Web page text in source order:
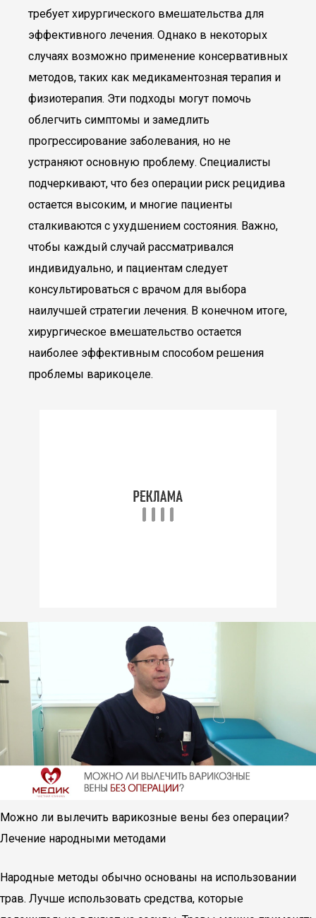
требует хирургического вмешательства для
эффективного лечения. Однако в некоторых
случаях возможно применение консервативных
методов, таких как медикаментозная терапия и
физиотерапия. Эти подходы могут помочь
облегчить симптомы и замедлить
прогрессирование заболевания, но не
устраняют основную проблему. Специалисты
подчеркивают, что без операции риск рецидива
остается высоким, и многие пациенты
сталкиваются с ухудшением состояния. Важно,
чтобы каждый случай рассматривался
индивидуально, и пациентам следует
консультироваться с врачом для выбора
наилучшей стратегии лечения. В конечном итоге,
хирургическое вмешательство остается
наиболее эффективным способом решения
проблемы варикоцеле.
Можно ли вылечить варикозные вены без операции?
Лечение народными методами
Народные методы обычно основаны на использовании
трав. Лучше использовать средства, которые